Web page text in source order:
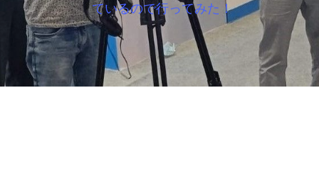
ているので行ってみた！